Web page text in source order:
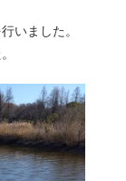
いました。